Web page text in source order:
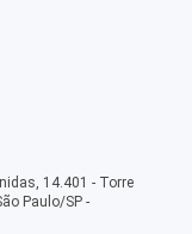
14.401 - Torre
Paulo/SP -